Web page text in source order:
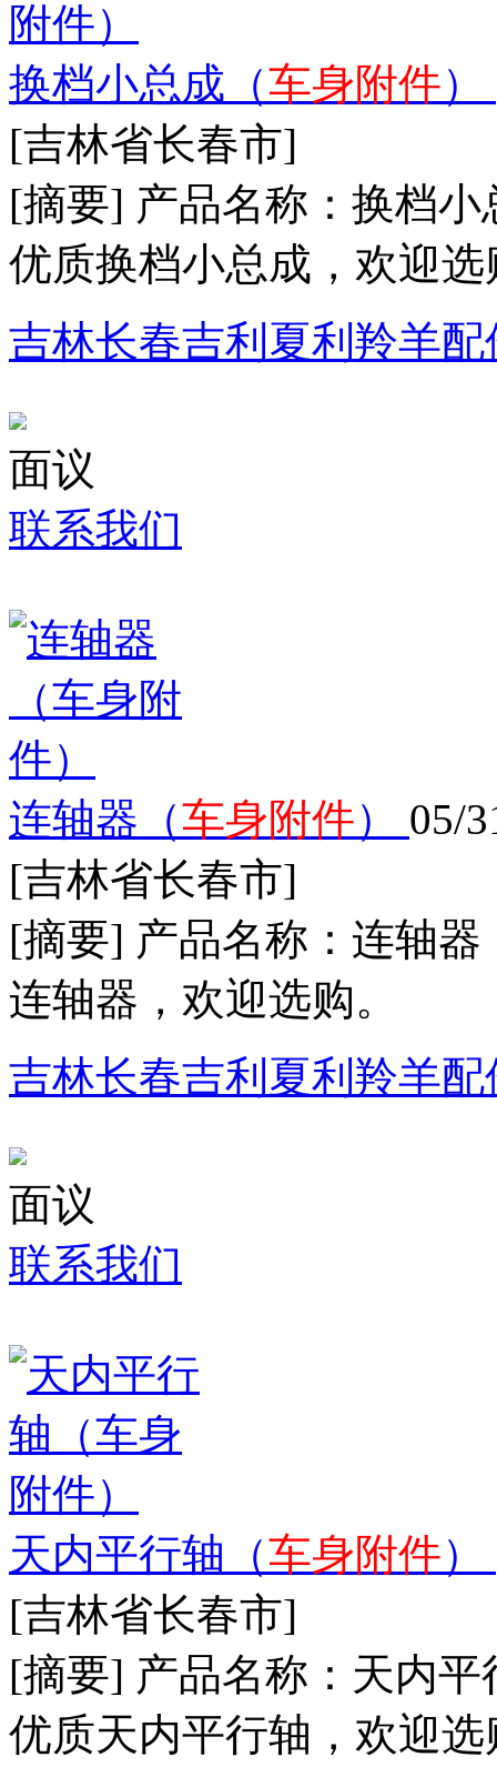
换档小总成（车身附件）
[吉林省长春市]
[摘要] 产品名称：换
优质换档小总成，欢迎
吉林长春吉利夏利羚羊
面议
联系我们
连轴器（车身附件） 05/
[吉林省长春市]
[摘要] 产品名称：连
连轴器，欢迎选购。
吉林长春吉利夏利羚羊
面议
联系我们
天内平行轴（车身附件）
[吉林省长春市]
[摘要] 产品名称：天
优质天内平行轴，欢迎选